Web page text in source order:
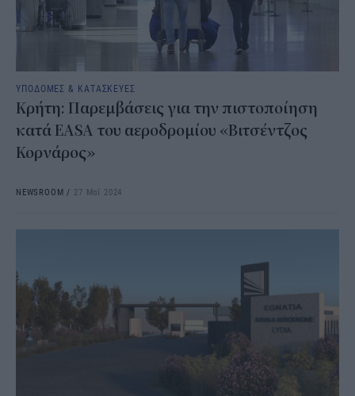
ΥΠΟΔΟΜΕΣ & ΚΑΤΑΣΚΕΥΕΣ
Κρήτη: Παρεμβάσεις για την πιστοποίηση
κατά EASA του αεροδρομίου «Βιτσέντζος
Κορνάρος»
NEWSROOM / 27 Μαΐ 2024